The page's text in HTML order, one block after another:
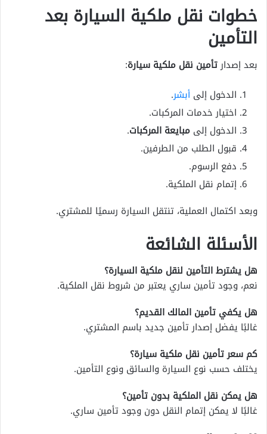
خطوات نقل ملكية السيارة بعد
التأمين
بعد إصدارتأمين نقل ملكية سيارة:
الدخول إلى أبشر.
اختيار خدمات المركبات.
الدخول إلى مبايعة المركبات.
قبول الطلب من الطرفين.
دفع الرسوم.
إتمام نقل الملكية.
وبعد اكتمال العملية، تنتقل السيارة رسميًا للمشتري.
الأسئلة الشائعة
هل يشترط التأمين لنقل ملكية السيارة؟
نعم، وجود تأمين ساري يعتبر من شروط نقل الملكية.
هل يكفي تأمين المالك القديم؟
غالبًا يفضل إصدار تأمين جديد باسم المشتري.
كم سعر تأمين نقل ملكية سيارة؟
يختلف حسب نوع السيارة والسائق ونوع التأمين.
هل يمكن نقل الملكية بدون تأمين؟
غالبًا لا يمكن إتمام النقل دون وجود تأمين ساري.